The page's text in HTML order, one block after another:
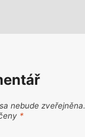
nebude zveřejněna.
*